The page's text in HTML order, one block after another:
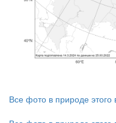
Все фото в природе этого